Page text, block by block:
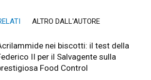
ALTRO DALL'AUTORE
nei biscotti: il test della
II per il Salvagente sulla
Food Control